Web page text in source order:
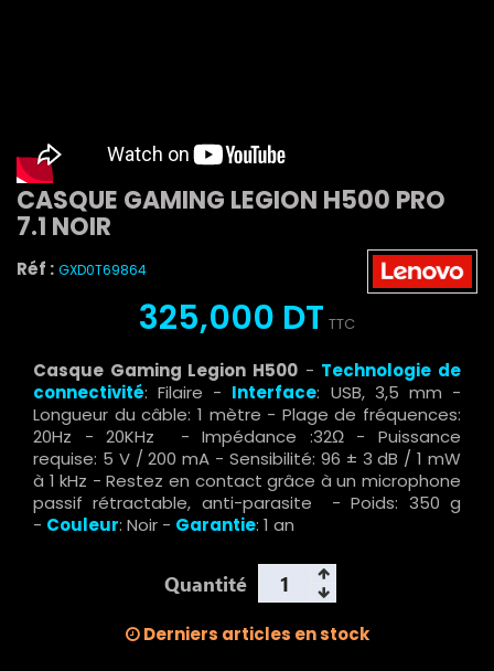
CASQUE GAMING LEGION H500 PRO
7.1 NOIR
Réf : GXD0T69864
325,000 DT TTC
Casque Gaming Legion H500 - Technologie de
connectivité: Filaire - Interface: USB, 3,5 mm -
Longueur du câble: 1 mètre - Plage de fréquences:
20Hz - 20KHz - Impédance :32Ω - Puissance
requise: 5 V / 200 mA - Sensibilité: 96 ± 3 dB / 1 mW
à 1 kHz - Restez en contact grâce à un microphone
passif rétractable, anti-parasite - Poids: 350 g
- Couleur: Noir - Garantie: 1 an
Quantité
Derniers articles en stock